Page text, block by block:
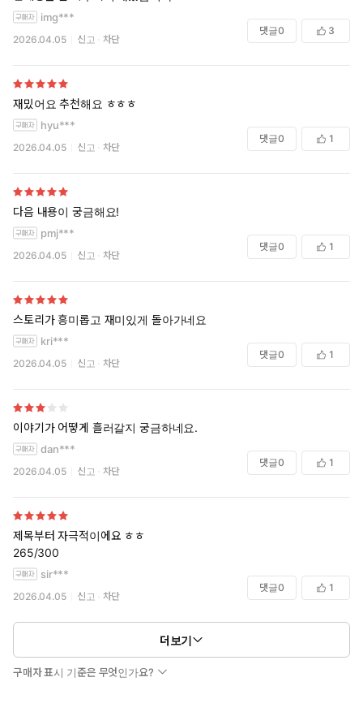
img***
2026.04.05 신고 차단
댓글0 3
재밌어요 추천해요 ㅎㅎㅎ
hyu***
2026.04.05 신고 차단
댓글0 1
다음 내용이 궁금해요!
pmj***
2026.04.05 신고 차단
댓글0 1
스토리가 흥미롭고 재미있게 돌아가네요
kri***
2026.04.05 신고 차단
댓글0 1
이야기가 어떻게 흘러갈지 궁금하네요.
dan***
2026.04.05 신고 차단
댓글0 1
제목부터 자극적이에요 ㅎㅎ
265/300
sir***
2026.04.05 신고 차단
댓글0 1
더보기
구매자 표시 기준은 무엇인가요?